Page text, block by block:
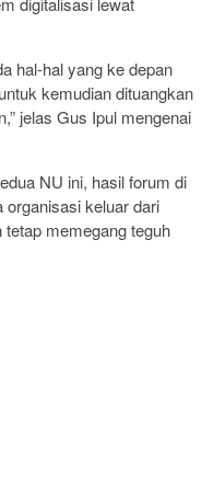
hal-hal yang ke depan
kemudian dituangkan
jelas Gus Ipul mengenai
NU ini, hasil forum di
keluar dari
memegang teguh